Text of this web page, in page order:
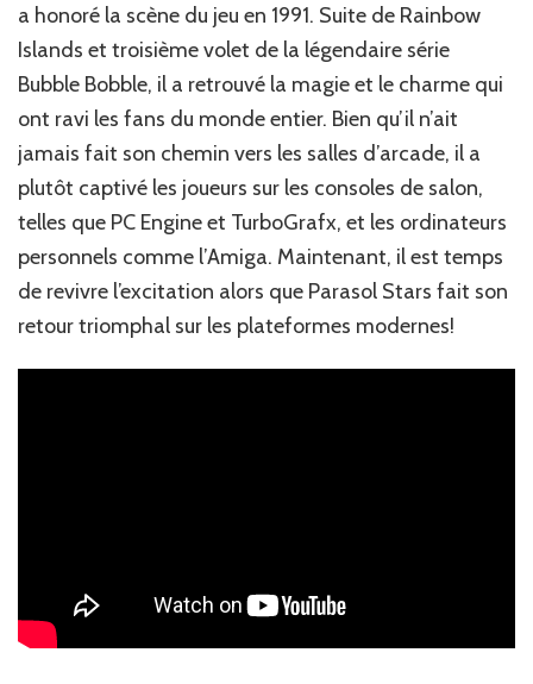
a honoré la scène du jeu en 1991. Suite de Rainbow
Islands et troisième volet de la légendaire série
Bubble Bobble, il a retrouvé la magie et le charme qui
ont ravi les fans du monde entier. Bien qu’il n’ait
jamais fait son chemin vers les salles d’arcade, il a
plutôt captivé les joueurs sur les consoles de salon,
telles que PC Engine et TurboGrafx, et les ordinateurs
personnels comme l’Amiga. Maintenant, il est temps
de revivre l’excitation alors que Parasol Stars fait son
retour triomphal sur les plateformes modernes!